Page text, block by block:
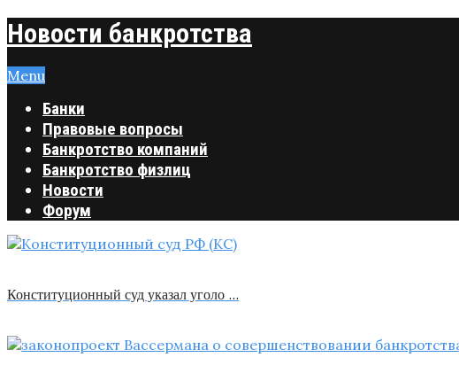
Новости банкротства
Menu
Банки
Правовые вопросы
Банкротство компаний
Банкротство физлиц
Новости
Форум
Конституционный суд указал уголо …